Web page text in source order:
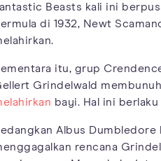
Beasts kali ini
di 1932, Newt
itu, grup
Grindelwald
bayi. Hal ini
Albus
rencana